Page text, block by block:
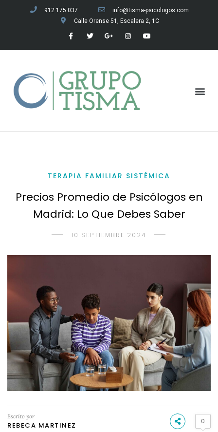
912 175 037
info@tisma-psicologos.com
Calle Orense 51, Escalera 2, 1C
TERAPIA FAMILIAR SISTÉMICA
Precios Promedio de Psicólogos en
Madrid: Lo Que Debes Saber
10 SEPTIEMBRE 2024
Escrito por
REBECA MARTINEZ 0